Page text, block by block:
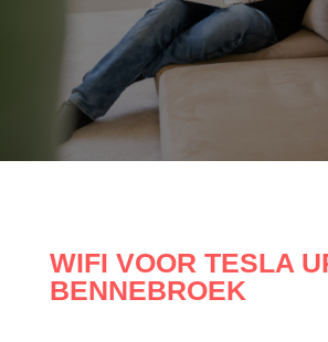
WIFI VOOR TESLA
BENNEBROEK